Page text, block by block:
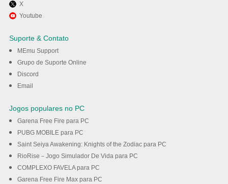
Divirta-se jogando Waven no
PC com MEmu
X
Youtube
Suporte & Contato
MEmu Support
Grupo de Suporte Online
Discord
Email
Jogos populares no PC
Garena Free Fire para PC
PUBG MOBILE para PC
Saint Seiya Awakening: Knights of the Zodiac para PC
RioRise－Jogo Simulador De Vida para PC
COMPLEXO FAVELA para PC
Garena Free Fire Max para PC